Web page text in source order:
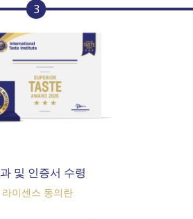
3
및 인증서 수령
라이센스 동의란